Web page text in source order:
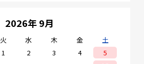
2026年 9月
火 水 木 金
土
1
2 3 4
5